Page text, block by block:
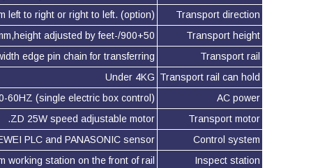
Transport direction
left to right or right to left. (option)
Transport height
900+50/-20mm,height adjusted by feet.
Transport rail
edge pin chain for transferring.
Transport rail can hold
Under 4KG
AC power
60HZ (single electric box control)
Transport motor
ZD 25W speed adjustable motor.
Control system
PLC and PANASONIC sensor.
Inspect station
working station on the front of rail.